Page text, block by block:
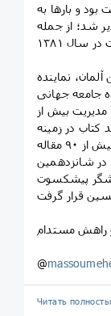
و بارها به
شد؛ از جمله
سال ۱۳۸۱
نماینده
جامعه جهانی
بیش از
ملی و بین‌المللی، تالیف ۲۲ جلد کتاب در زمینه
منابع طبیعی و محیط زیست ایران، تالیف بیش از ۹۰ مقاله
هکتار جنگل، در شانزدهمین
پیشکسوت
راهش مستدام
@
Читать